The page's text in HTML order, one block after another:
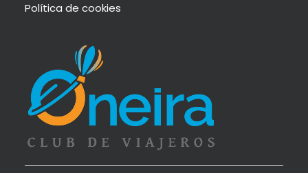
Política de cookies